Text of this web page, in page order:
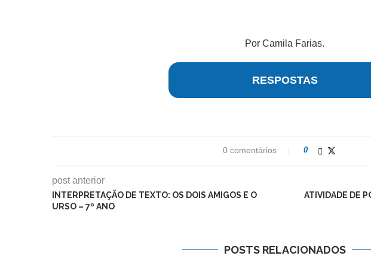
Por Camila Farias.
RESPOSTAS
0 comentários 0
post anterior
INTERPRETAÇÃO DE TEXTO: OS DOIS AMIGOS E O
URSO – 7º ANO
ATIVIDADE DE
POSTS RELACIONADOS